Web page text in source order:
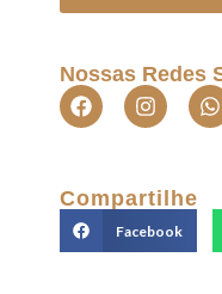
Nossas Redes
Compartilhe
Facebook